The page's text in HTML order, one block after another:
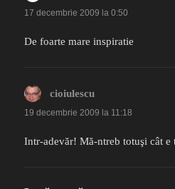
17 decembrie 2009 la 0:50
De foarte mare inspiratie
cioiulescu
19 decembrie 2009 la 11:18
Intr-adevăr! Mă-ntreb totuşi cât